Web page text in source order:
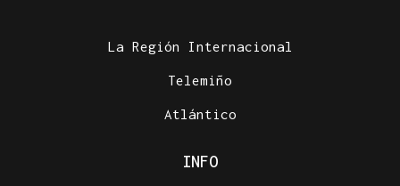
La Región Internacional
Telemiño
Atlántico
INFO